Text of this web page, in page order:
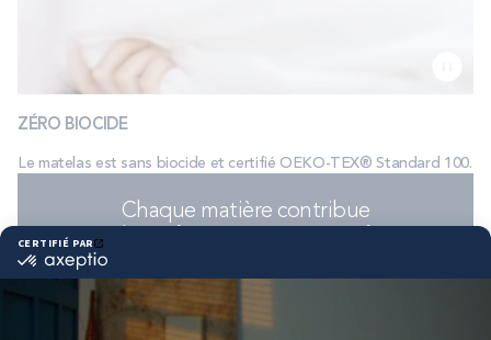
ZÉRO BIOCIDE
Le matelas est sans biocide et certifié OEKO-TEX® Standard 100.
Chaque matière contribue